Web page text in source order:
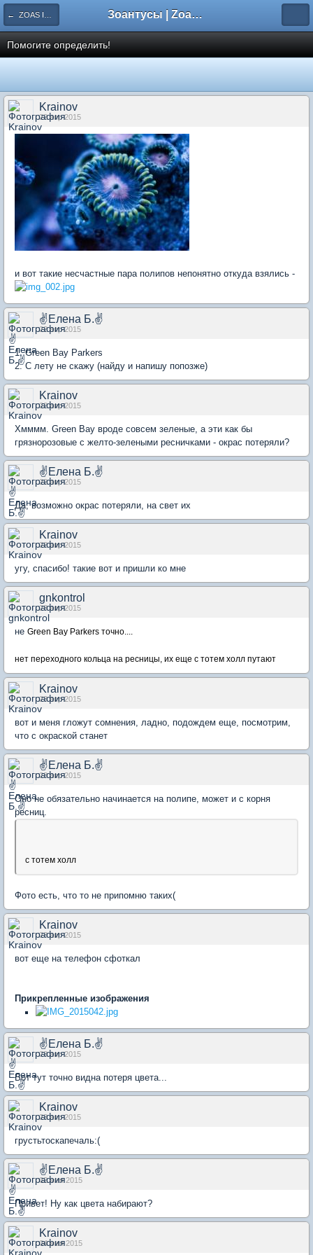
← ZOAS ID. Идентификация морф Зоантусы | Zoasfan.ru
Помогите определить!
Krainov
22 апр 2015
и вот такие несчастные пара полипов непонятно откуда взялись -
✌Елена Б.✌
22 апр 2015
1. Green Bay Parkers
2. С лету не скажу (найду и напишу попозже)
Krainov
22 апр 2015
Хмммм. Green Bay вроде совсем зеленые, а эти как бы
грязнорозовые с желто-зелеными ресничками - окрас потеряли?
✌Елена Б.✌
22 апр 2015
Да, возможно окрас потеряли, на свет их
Krainov
22 апр 2015
угу, спасибо! такие вот и пришли ко мне
gnkontrol
23 апр 2015
не Green Bay Parkers точно....
нет переходного кольца на ресницы, их еще с тотем холл путают
Krainov
23 апр 2015
вот и меня гложут сомнения, ладно, подождем еще, посмотрим,
что с окраской станет
✌Елена Б.✌
23 апр 2015
Оно не обязательно начинается на полипе, может и с корня
ресниц.
с тотем холл
Фото есть, что то не припомню таких(
Krainov
23 апр 2015
вот еще на телефон сфоткал
Прикрепленные изображения
✌Елена Б.✌
23 апр 2015
Вот тут точно видна потеря цвета...
Krainov
23 апр 2015
грустьтоскапечаль:(
✌Елена Б.✌
02 мая 2015
Привет! Ну как цвета набирают?
Krainov
04 мая 2015